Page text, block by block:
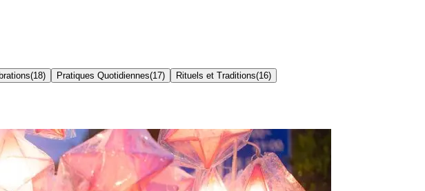
(18) Pratiques Quotidiennes(17) Rituels et Traditions(16)